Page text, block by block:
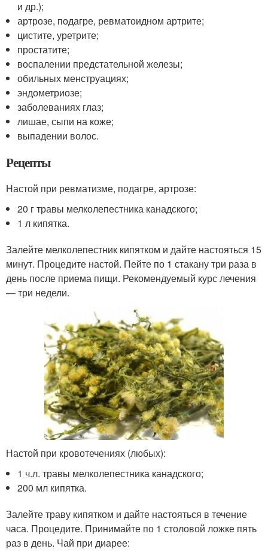
и др.);
артрозе, подагре, ревматоидном артрите;
цистите, уретрите;
простатите;
воспалении предстательной железы;
обильных менструациях;
эндометриозе;
заболеваниях глаз;
лишае, сыпи на коже;
выпадении волос.
Рецепты
Настой при ревматизме, подагре, артрозе:
20 г травы мелколепестника канадского;
1 л кипятка.
Залейте мелколепестник кипятком и дайте настояться 15
минут. Процедите настой. Пейте по 1 стакану три раза в
день после приема пищи. Рекомендуемый курс лечения
— три недели.
Настой при кровотечениях (любых):
1 ч.л. травы мелколепестника канадского;
200 мл кипятка.
Залейте траву кипятком и дайте настояться в течение
часа. Процедите. Принимайте по 1 столовой ложке пять
раз в день. Чай при диарее: